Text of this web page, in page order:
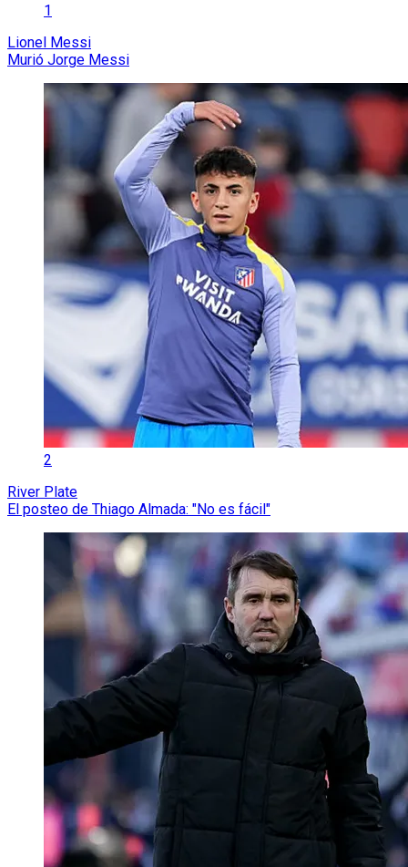
1
Lionel Messi
Murió Jorge Messi
2
River Plate
El posteo de Thiago Almada: "No es fácil"